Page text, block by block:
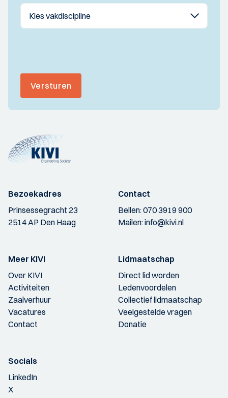
Versturen
Bezoekadres
Prinsessegracht 23
2514 AP Den Haag
Contact
Bellen:070 3919 900
Mailen:info@kivi.nl
Meer KIVI
Over KIVI
Activiteiten
Zaalverhuur
Vacatures
Contact
Lidmaatschap
Direct lid worden
Ledenvoordelen
Collectief lidmaatschap
Veelgestelde vragen
Donatie
Socials
LinkedIn
X